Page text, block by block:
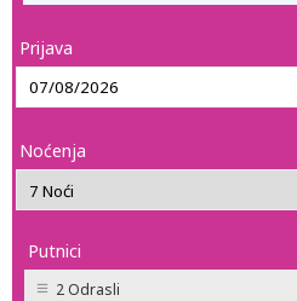
Prijava
Noćenja
Putnici
2 Odrasli